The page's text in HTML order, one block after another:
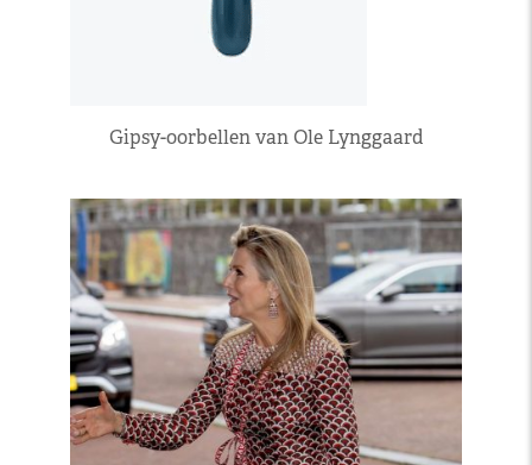
Gipsy-oorbellen van Ole Lynggaard